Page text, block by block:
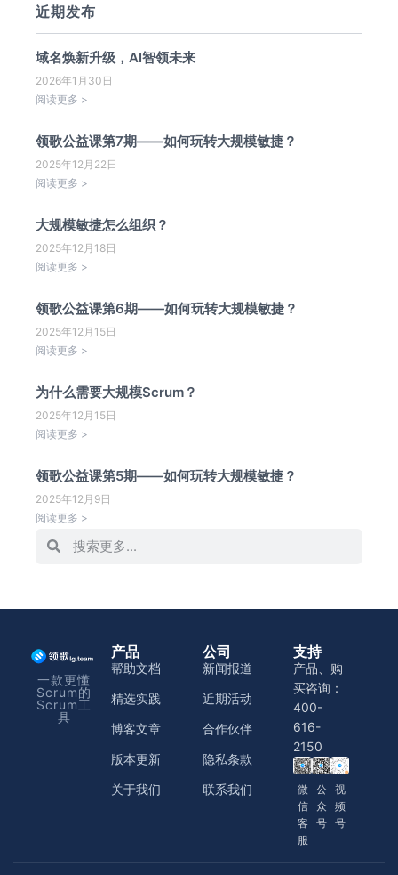
近期发布
域名焕新升级，AI智领未来
2026年1月30日
阅读更多 >
领歌公益课第7期——如何玩转大规模敏捷？
2025年12月22日
阅读更多 >
大规模敏捷怎么组织？
2025年12月18日
阅读更多 >
领歌公益课第6期——如何玩转大规模敏捷？
2025年12月15日
阅读更多 >
为什么需要大规模Scrum？
2025年12月15日
阅读更多 >
领歌公益课第5期——如何玩转大规模敏捷？
2025年12月9日
阅读更多 >
一款更懂
Scrum的
Scrum工
具
产品
帮助文档
精选实践
博客文章
版本更新
关于我们
公司
新闻报道
近期活动
合作伙伴
隐私条款
联系我们
支持
产品、购
买咨询：
400-
616-
2150
微
信
客
服
公
众
号
视
频
号